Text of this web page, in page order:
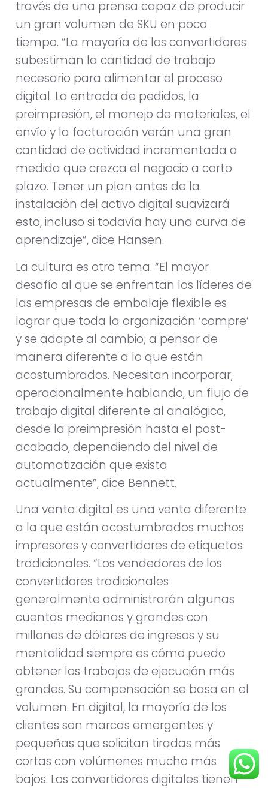
través de una prensa capaz de producir
un gran volumen de SKU en poco
tiempo. “La mayoría de los convertidores
subestiman la cantidad de trabajo
necesario para alimentar el proceso
digital. La entrada de pedidos, la
preimpresión, el manejo de materiales, el
envío y la facturación verán una gran
cantidad de actividad incrementada a
medida que crezca el negocio a corto
plazo. Tener un plan antes de la
instalación del activo digital suavizará
esto, incluso si todavía hay una curva de
aprendizaje”, dice Hansen.
La cultura es otro tema. “El mayor
desafío al que se enfrentan los líderes de
las empresas de embalaje flexible es
lograr que toda la organización ‘compre’
y se adapte al cambio; a pensar de
manera diferente a lo que están
acostumbrados. Necesitan incorporar,
operacionalmente hablando, un flujo de
trabajo digital diferente al analógico,
desde la preimpresión hasta el post-
acabado, dependiendo del nivel de
automatización que exista
actualmente”, dice Bennett.
Una venta digital es una venta diferente
a la que están acostumbrados muchos
impresores y convertidores de etiquetas
tradicionales. “Los vendedores de los
convertidores tradicionales
generalmente administrarán algunas
cuentas medianas y grandes con
millones de dólares de ingresos y su
mentalidad siempre es cómo puedo
obtener los trabajos de ejecución más
grandes. Su compensación se basa en el
volumen. En digital, la mayoría de los
clientes son marcas emergentes y
pequeñas que solicitan tiradas más
cortas con volúmenes mucho más
bajos. Los convertidores digitales tienen